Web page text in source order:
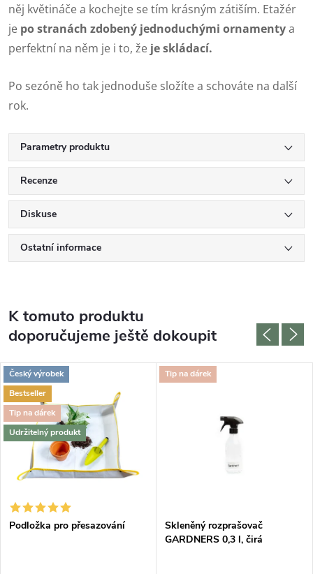
něj květináče a kochejte se tím krásným zátiším. Etažér
je po stranách zdobený jednoduchými ornamentya
perfektní na něm je i to, že je skládací.
Po sezóně ho tak jednoduše složíte a schováte na další
rok.
Parametry produktu
Recenze
Diskuse
Ostatní informace
K tomuto produktu
doporučujeme ještě dokoupit
Český výrobek
Bestseller
Tip na dárek
Udržitelný produkt
Podložka pro přesazování
Tip na dárek
Skleněný rozprašovač
GARDNERS 0,3 l, čirá